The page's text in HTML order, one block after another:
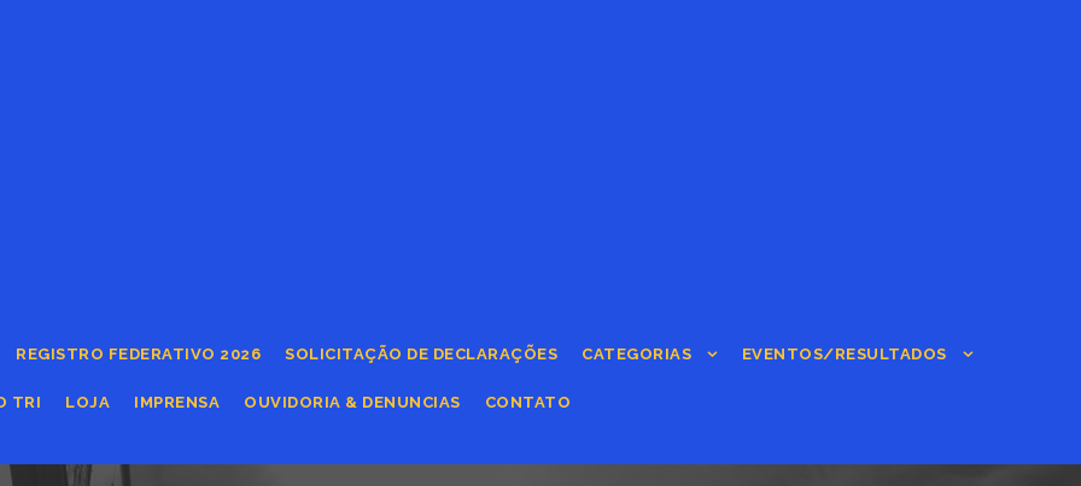
REGISTRO FEDERATIVO 2026 SOLICITAÇÃO DE DECLARAÇÕES CATEGORIAS EVENTOS/RESULTADOS
TRI LOJA IMPRENSA OUVIDORIA & DENUNCIAS CONTATO